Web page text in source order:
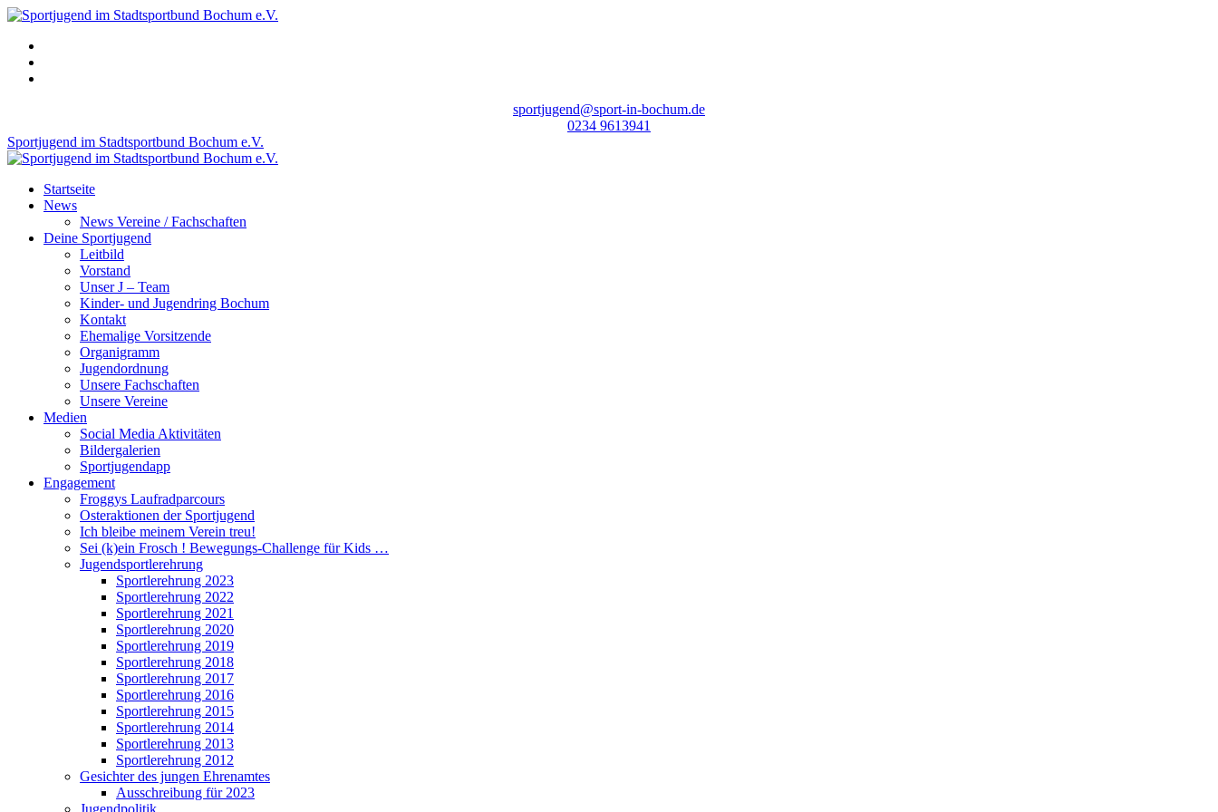
Zum
springen
sportjugend@sport-in-bochum.de
0234 9613941
Sportjugend im Stadtsportbund Bochum e.V.
Startseite
News
News Vereine / Fachschaften
Deine Sportjugend
Leitbild
Vorstand
Unser J – Team
Kinder- und Jugendring Bochum
Kontakt
Ehemalige Vorsitzende
Organigramm
Jugendordnung
Unsere Fachschaften
Unsere Vereine
Medien
Social Media Aktivitäten
Bildergalerien
Sportjugendapp
Engagement
Froggys Laufradparcours
Osteraktionen der Sportjugend
Ich bleibe meinem Verein treu!
Sei (k)ein Frosch ! Bewegungs-Challenge für Kids …
Jugendsportlerehrung
Sportlerehrung 2023
Sportlerehrung 2022
Sportlerehrung 2021
Sportlerehrung 2020
Sportlerehrung 2019
Sportlerehrung 2018
Sportlerehrung 2017
Sportlerehrung 2016
Sportlerehrung 2015
Sportlerehrung 2014
Sportlerehrung 2013
Sportlerehrung 2012
Gesichter des jungen Ehrenamtes
Ausschreibung für 2023
Jugendpolitik